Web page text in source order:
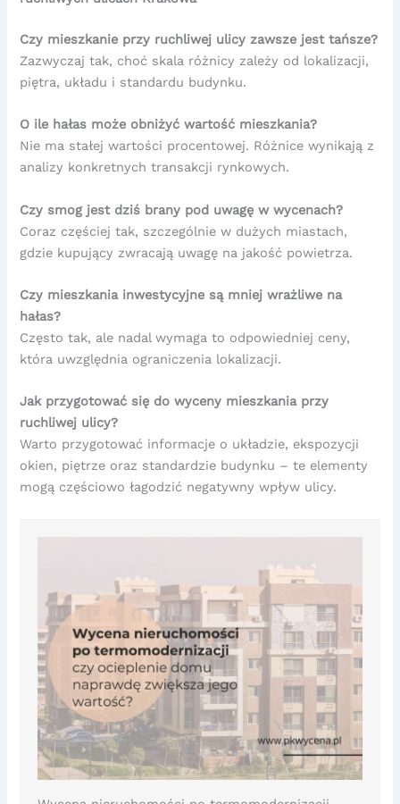
Czy mieszkanie przy ruchliwej ulicy zawsze jest tańsze?
Zazwyczaj tak, choć skala różnicy zależy od lokalizacji,
piętra, układu i standardu budynku.
O ile hałas może obniżyć wartość mieszkania?
Nie ma stałej wartości procentowej. Różnice wynikają z
analizy konkretnych transakcji rynkowych.
Czy smog jest dziś brany pod uwagę w wycenach?
Coraz częściej tak, szczególnie w dużych miastach,
gdzie kupujący zwracają uwagę na jakość powietrza.
Czy mieszkania inwestycyjne są mniej wrażliwe na
hałas?
Często tak, ale nadal wymaga to odpowiedniej ceny,
która uwzględnia ograniczenia lokalizacji.
Jak przygotować się do wyceny mieszkania przy
ruchliwej ulicy?
Warto przygotować informacje o układzie, ekspozycji
okien, piętrze oraz standardzie budynku – te elementy
mogą częściowo łagodzić negatywny wpływ ulicy.